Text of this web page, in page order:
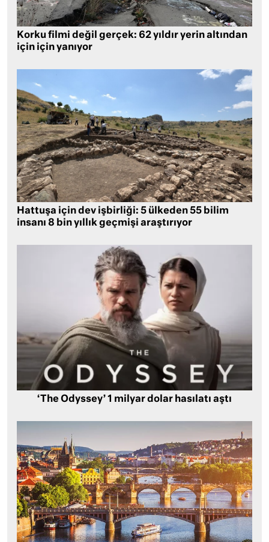
Korku filmi değil gerçek: 62 yıldır yerin altından
için için yanıyor
Hattuşa için dev işbirliği: 5 ülkeden 55 bilim
insanı 8 bin yıllık geçmişi araştırıyor
‘The Odyssey’ 1 milyar dolar hasılatı aştı